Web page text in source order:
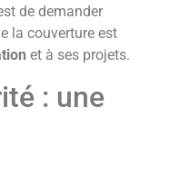
de demander
la couverture est
et à ses projets.
: une